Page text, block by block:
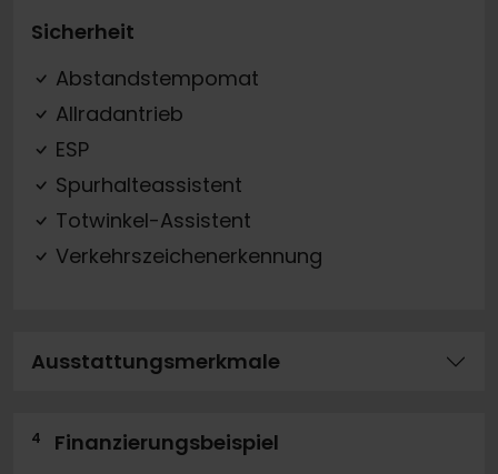
Sicherheit
Abstandstempomat
Allradantrieb
ESP
Spurhalteassistent
Totwinkel-Assistent
Verkehrszeichenerkennung
Ausstattungsmerkmale
4
Finanzierungsbeispiel